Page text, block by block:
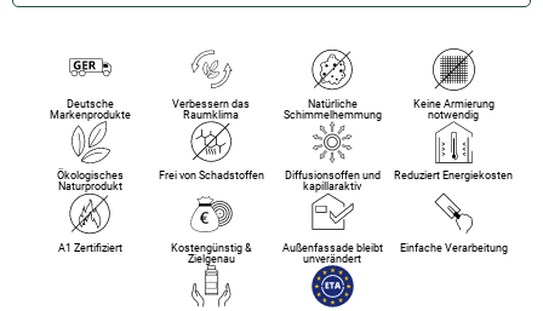
Deutsche
Markenprodukte
Verbessern das
Raumklima
Natürliche
Schimmelhemmung
Keine Armierung
notwendig
Ökologisches
Naturprodukt
Frei von Schadstoffen
Diffusionsoffen und
kapillaraktiv
Reduziert Energiekosten
A1 Zertifiziert
Kostengünstig &
Zielgenau
Außenfassade bleibt
unverändert
Einfache Verarbeitung